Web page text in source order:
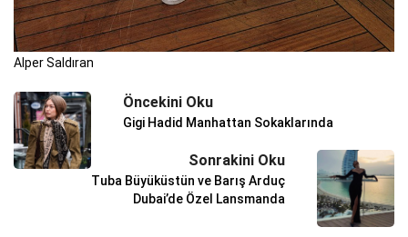
Alper Saldıran
Öncekini Oku
Gigi Hadid Manhattan Sokaklarında
Sonrakini Oku
Tuba Büyüküstün ve Barış Arduç
Dubai’de Özel Lansmanda